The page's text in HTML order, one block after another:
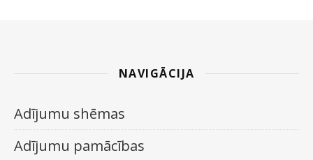
NAVIGĀCIJA
Adījumu shēmas
Adījumu pamācības